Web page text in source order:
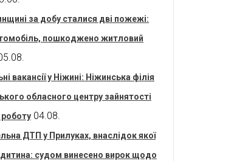
за добу сталися дві пожежі:
пошкоджено житловий
вакансії у Ніжині: Ніжинська філія
обласного центру зайнятості
04.08.
ДТП у Прилуках, внаслідок якої
дитина: судом винесено вирок щодо